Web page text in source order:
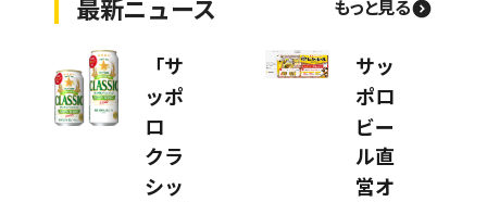
最新ニュース もっと見る
「サ
ッポ
ロ
クラ
シッ
サッ
ポロ
ビー
ル直
営オ